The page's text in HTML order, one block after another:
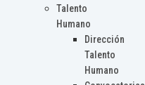
Talento
Humano
Dirección
Talento
Humano